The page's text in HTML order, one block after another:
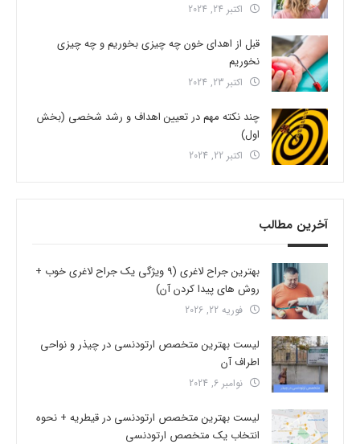
اکتبر 24, 2024
قبل از اهدای خون چه چیزی بخوریم و چه چیزی
نخوریم
اکتبر 23, 2024
چند نکته مهم در تعیین اهداف و رشد شخصی (بخش
اول)
اکتبر 22, 2024
آخرین مطالب
بهترین جراح لاغری (9 ویژگی یک جراح لاغری خوب +
روش های پیدا کردن آن)
فوریه 22, 2026
لیست بهترین متخصص ارتودنسی در چیذر و نواحی
اطراف آن
نوامبر 6, 2024
لیست بهترین متخصص ارتودنسی در قیطریه + نحوه
انتخاب یک متخصص ارتودنسی